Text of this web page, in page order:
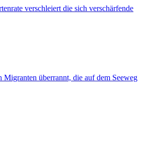
verschleiert die sich verschärfende
Migranten überrannt, die auf dem Seeweg